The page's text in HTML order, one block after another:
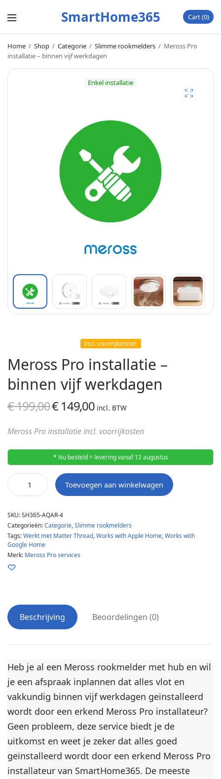
SmartHome365 Cart 0
Home / Shop / Categorie / Slimme rookmelders / Meross Pro
installatie – binnen vijf werkdagen
Enkel installatie
Incl. voorrijkosten
Meross Pro installatie –
binnen vijf werkdagen
€199,00Oorspronkelijke
€ 199,00.
€149,00Huidige
€ 149,00.
incl. BTW
Meross Pro installatie incl. voorrijkosten
* Nu besteld = levering vanaf 12 augustus
Toevoegen aan winkelwagen
SKU:SH365-AQAR-4
Categorieën:Categorie,Slimme rookmelders
Tags:Werkt met Matter Thread,Works with Apple Home,Works with
Google Home
Merk: Meross Pro services
Beschrijving Beoordelingen (0)
Heb je al een Meross rookmelder met hub en wil
je een afspraak inplannen dat alles vlot en
vakkundig binnen vijf werkdagen geïnstalleerd
wordt door een erkend Meross Pro installateur?
Geen probleem, deze service biedt je de
uitkomst en weet je zeker dat alles goed
geïnstalleerd wordt door een erkend Meross Pro
installateur van SmartHome365. De meeste